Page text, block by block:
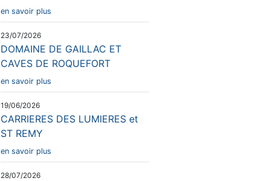
en savoir plus
23/07/2026
DOMAINE DE GAILLAC ET
CAVES DE ROQUEFORT
en savoir plus
19/06/2026
CARRIERES DES LUMIERES et
ST REMY
en savoir plus
28/07/2026